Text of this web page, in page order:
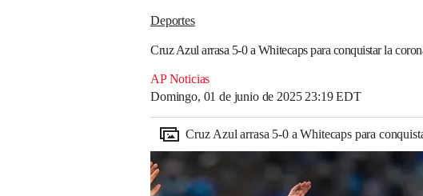
Deportes
Cruz Azul arrasa 5-0 a Whitecaps para conquistar la
AP Noticias
Domingo, 01 de junio de 2025 23:19 EDT
Cruz Azul arrasa 5-0 a Whitecaps para